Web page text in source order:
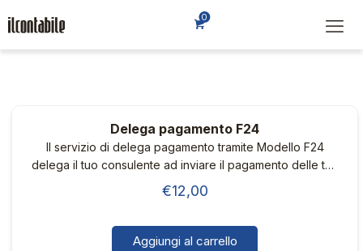
0
Delega pagamento F24
Il servizio di delega pagamento tramite Modello F24
delega il tuo consulente ad inviare il pagamento delle tue
imposte tramite il modello F24 per tuo conto.
€12,00
Aggiungi al carrello